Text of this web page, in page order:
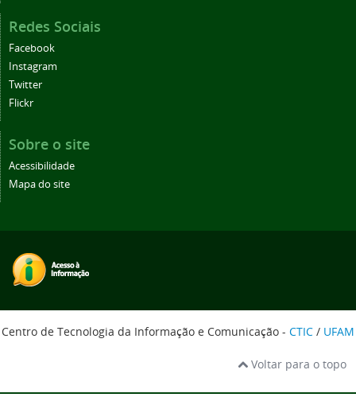
Redes Sociais
Facebook
Instagram
Twitter
Flickr
Sobre o site
Acessibilidade
Mapa do site
Centro de Tecnologia da Informação e Comunicação - CTIC / UFAM
Voltar para o topo